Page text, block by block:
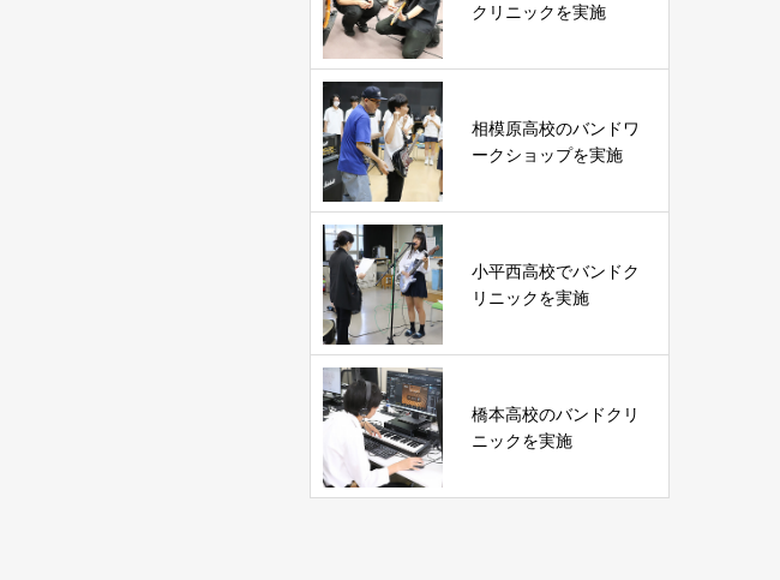
クリニックを実施
相模原高校のバンドワ
ークショップを実施
小平西高校でバンドク
リニックを実施
橋本高校のバンドクリ
ニックを実施